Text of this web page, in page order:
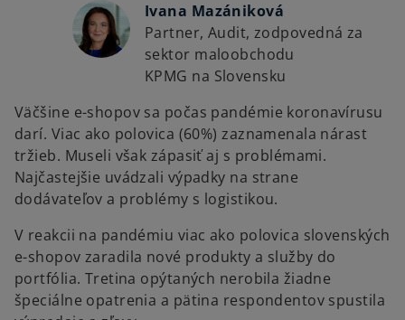
Ivana Mazániková
Partner, Audit, zodpovedná za
sektor maloobchodu
KPMG na Slovensku
Väčšine e-shopov sa počas pandémie koronavírusu
darí. Viac ako polovica (60%) zaznamenala nárast
tržieb. Museli však zápasiť aj s problémami.
Najčastejšie uvádzali výpadky na strane
dodávateľov a problémy s logistikou.
V reakcii na pandémiu viac ako polovica slovenských
e-shopov zaradila nové produkty a služby do
portfólia. Tretina opýtaných nerobila žiadne
špeciálne opatrenia a pätina respondentov spustila